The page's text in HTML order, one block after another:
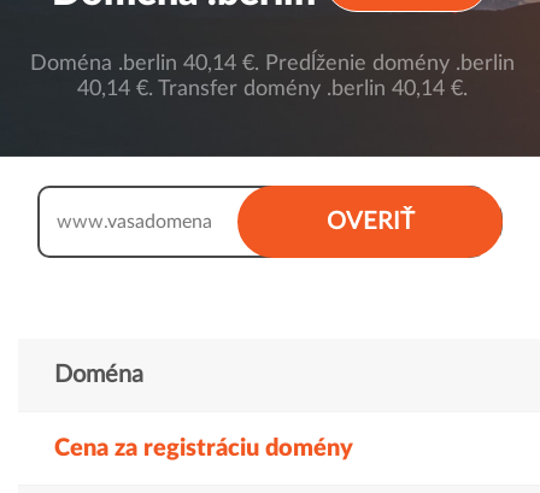
Doména .berlin 40,14 €. Predĺženie domény .berlin
40,14 €. Transfer domény .berlin 40,14 €.
OVERIŤ
www.
Doména
Cena za registráciu domény